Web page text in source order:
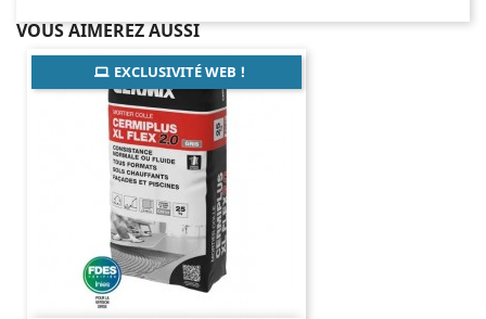
VOUS AIMEREZ AUSSI
EXCLUSIVITÉ WEB !